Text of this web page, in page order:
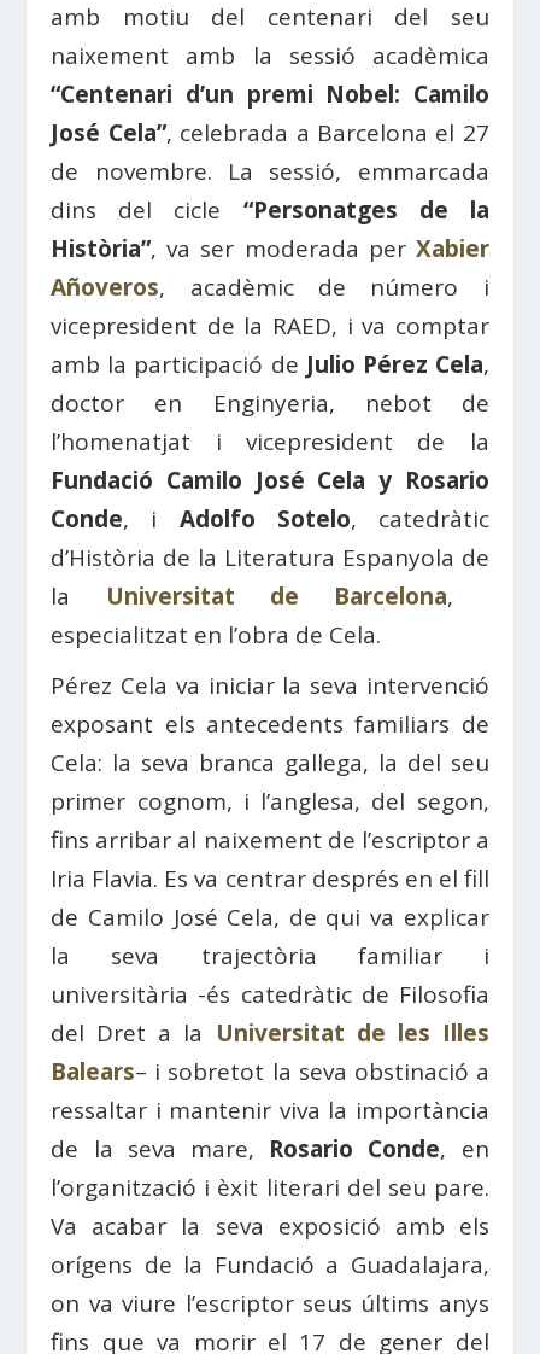
amb motiu del centenari del seu
naixement amb la sessió acadèmica
“Centenari d’un premi Nobel: Camilo
José Cela”, celebrada a Barcelona el 27
de novembre. La sessió, emmarcada
dins del cicle “Personatges de la
Història”, va ser moderada per Xabier
Añoveros, acadèmic de número i
vicepresident de la RAED, i va comptar
amb la participació de Julio Pérez Cela,
doctor en Enginyeria, nebot de
l’homenatjat i vicepresident de la
Fundació Camilo José Cela y Rosario
Conde, i Adolfo Sotelo, catedràtic
d’Història de la Literatura Espanyola de
la Universitat de Barcelona, ​​
especialitzat en l’obra de Cela.
Pérez Cela va iniciar la seva intervenció
exposant els antecedents familiars de
Cela: la seva branca gallega, la del seu
primer cognom, i l’anglesa, del segon,
fins arribar al naixement de l’escriptor a
Iria Flavia. Es va centrar després en el fill
de Camilo José Cela, de qui va explicar
la seva trajectòria familiar i
universitària -és catedràtic de Filosofia
del Dret a la Universitat de les Illes
Balears– i sobretot la seva obstinació a
ressaltar i mantenir viva la importància
de la seva mare, Rosario Conde, en
l’organització i èxit literari del seu pare.
Va acabar la seva exposició amb els
orígens de la Fundació a Guadalajara,
on va viure l’escriptor seus últims anys
fins que va morir el 17 de gener del